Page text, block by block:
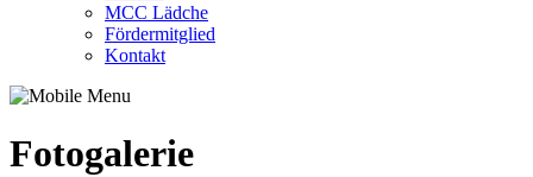
MCC Lädche
Fördermitglied
Kontakt
Fotogalerie